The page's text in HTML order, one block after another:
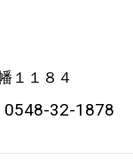
１１８４
0548-32-1878